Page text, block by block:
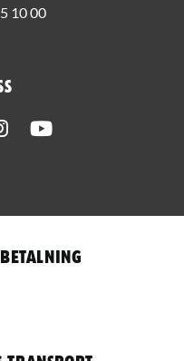
10 00
Instagram